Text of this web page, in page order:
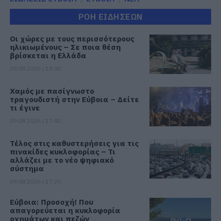
ΡΟΗ ΕΙΔΗΣΕΩΝ
Οι χώρες με τους περισσότερους
ηλικιωμένους – Σε ποια θέση
βρίσκεται η Ελλάδα
Χαμός με πασίγνωστο
τραγουδιστή στην Εύβοια – Δείτε
τι έγινε
Τέλος στις καθυστερήσεις για τις
πινακίδες κυκλοφορίας – Τι
αλλάζει με το νέο ψηφιακό
σύστημα
Εύβοια: Προσοχή! Που
απαγορεύεται η κυκλοφορία
οχημάτων και πεζών